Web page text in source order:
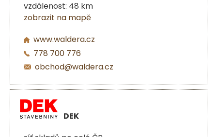
vzdálenost: 48 km
zobrazit na mapě
www.waldera.cz
778 700 776
obchod@waldera.cz
DEK